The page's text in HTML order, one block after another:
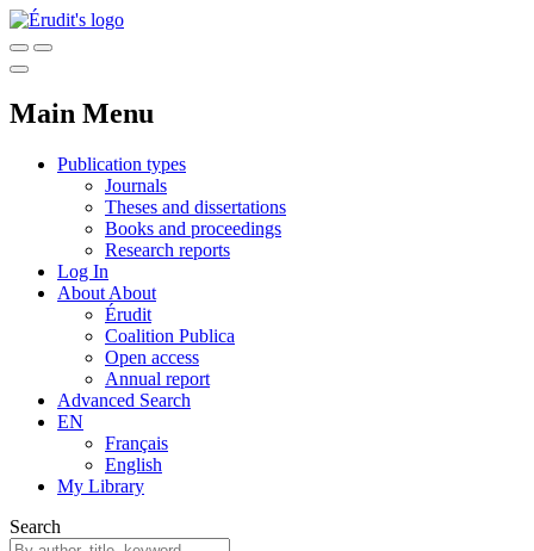
Main Menu
Publication types
Journals
Theses and dissertations
Books and proceedings
Research reports
Log In
About About
Érudit
Coalition Publica
Open access
Annual report
Advanced Search
EN
Français
English
My Library
Search